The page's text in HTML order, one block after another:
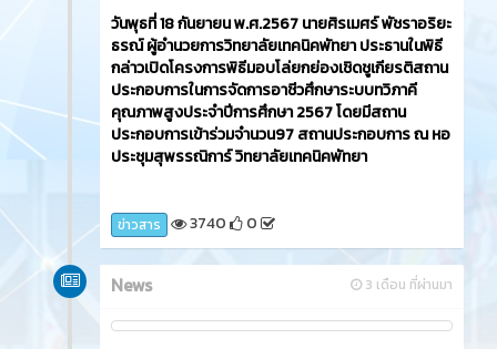
วันพุธที่ 18 กันยายน พ.ศ.2567 นายศิรเมศร์ พัชราอริยะ
ธรณ์ ผู้อำนวยการวิทยาลัยเทคนิคพัทยา ประธานในพิธี
กล่าวเปิดโครงการพิธีมอบโล่ยกย่องเชิดชูเกียรติสถาน
ประกอบการในการจัดการอาชีวศึกษาระบบทวิภาคี
คุณภาพสูงประจำปีการศึกษา 2567 โดยมีสถาน
ประกอบการเข้าร่วมจำนวน97 สถานประกอบการ ณ หอ
ประชุมสุพรรณิการ์ วิทยาลัยเทคนิคพัทยา
ข่าวสาร 3740 0
3 เดือน ที่ผ่านมา
News